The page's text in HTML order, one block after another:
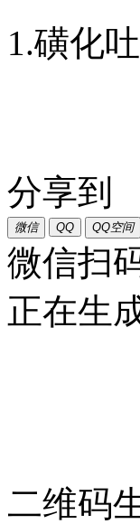
1.磺化
分享到
微信 QQ QQ空间
微信扫
正在生
二维码